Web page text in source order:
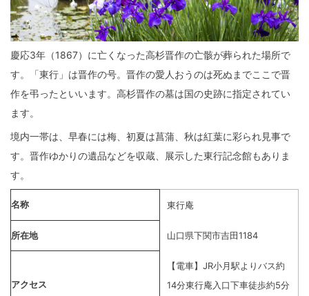
慶応3年（1867）に亡くなった高杉晋作の亡骸が葬られた場所で
す。「東行」は晋作の号。晋作の愛人おうのは死ぬまでここで晋
作を弔ったといいます。高杉晋作の墓は国の史跡に指定されてい
ます。
境内一帯は、早春には梅、初夏は菖蒲、秋は紅葉に彩られ見事で
す。晋作ゆかりの遺品などを収蔵、展示した東行記念館もありま
す。
名称 東行庵
所在地 山口県下関市吉田1184
アクセス
【電車】JR小月駅よりバス約
14分東行庵入口下車徒歩約5分